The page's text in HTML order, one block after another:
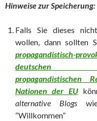
Hinweise zur Speicherung:
Falls Sie dieses
wollen, dann sollten
propagandistisch-
deutschen
propagandistischen
Nationen der EU
alternative Blogswie